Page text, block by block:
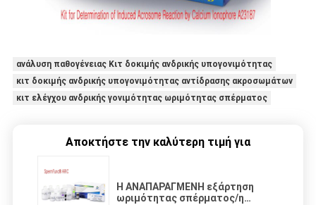
ανάλυση παθογένειας Κιτ δοκιμής ανδρικής υπογονιμότητας
κιτ δοκιμής ανδρικής υπογονιμότητας αντίδρασης ακροσωμάτων
κιτ ελέγχου ανδρικής γονιμότητας ωριμότητας σπέρματος
Αποκτήστε την καλύτερη τιμή για
Η ΑΝΑΠΑΡΑΓΜΕΝΗ εξάρτηση
ωριμότητας σπέρματος/η